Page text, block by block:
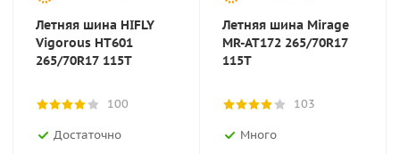
Летняя шина HIFLY
Vigorous HT601
265/70R17 115T
100
Достаточно
Летняя шина Mirage
MR-AT172 265/70R17
115T
103
Много